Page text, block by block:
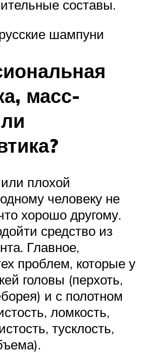
составы.
шампуни
масс-
плохой
человеку не
хорошо другому.
средство из
Главное,
проблем, которые у
головы (перхоть,
и с полотном
ломкость,
тусклость,